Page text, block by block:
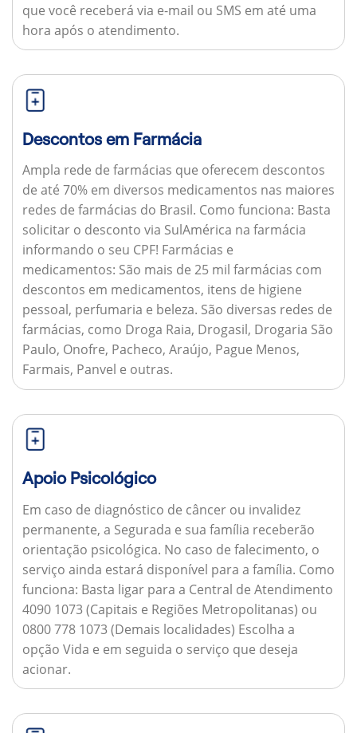
que você receberá via e-mail ou SMS em até uma
hora após o atendimento.
Descontos em Farmácia
Ampla rede de farmácias que oferecem descontos
de até 70% em diversos medicamentos nas maiores
redes de farmácias do Brasil. Como funciona: Basta
solicitar o desconto via SulAmérica na farmácia
informando o seu CPF! Farmácias e
medicamentos: São mais de 25 mil farmácias com
descontos em medicamentos, itens de higiene
pessoal, perfumaria e beleza. São diversas redes de
farmácias, como Droga Raia, Drogasil, Drogaria São
Paulo, Onofre, Pacheco, Araújo, Pague Menos,
Farmais, Panvel e outras.
Apoio Psicológico
Em caso de diagnóstico de câncer ou invalidez
permanente, a Segurada e sua família receberão
orientação psicológica. No caso de falecimento, o
serviço ainda estará disponível para a família. Como
funciona: Basta ligar para a Central de Atendimento
4090 1073 (Capitais e Regiões Metropolitanas) ou
0800 778 1073 (Demais localidades) Escolha a
opção Vida e em seguida o serviço que deseja
acionar.